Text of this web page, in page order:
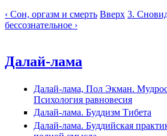
‹ Сон, оргазм и смерть Вверх 3.
бессознательное ›
Далай-лама
Далай-лама, Пол Экман.
Психология равновесия
Далай-лама. Буддизм Тибета
Далай-лама. Буддийская